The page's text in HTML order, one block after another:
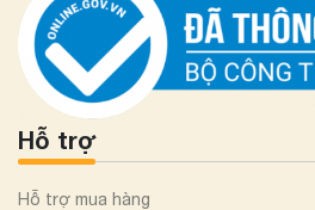
Hỗ trợ
Hỗ trợ mua hàng